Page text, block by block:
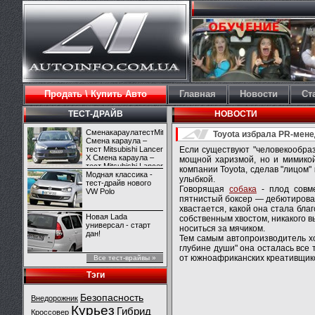
Продать \ Купить Авто Главная Новости
ТЕСТ-ДРАЙВ
СменакараулатестMitsubishiLancerX
Смена караула –
тест Mitsubishi Lancer
X Смена караула –
тест Mitsubishi Lancer
X
Модная классика -
тест-драйв нового
VW Polo
Новая Lada
универсал - старт
дан!
Все тест-врайвы »
Тэги
Внедорожник Безопасность
Кроссовер Курьез Гибрид
НОВОСТИ
Toyota избрала PR-
Если существуют
мощной харизмой, но и
компании Toyota, сделав "лицом"
улыбкой.
Говорящая собака- плод
пятнистый боксер —
хвастается, какой она стала
собственным хвостом, никакого
носиться за мячиком.
Тем самым автопроизводитель
глубине души" она осталась
от южноафриканских